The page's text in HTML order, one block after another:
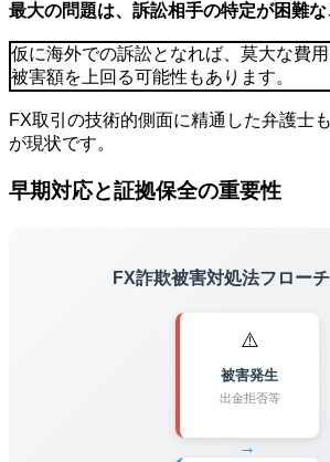
最大の問題は、訴訟相手の特定が困難な
仮に海外での訴訟となれば、莫大な費用
被害額を上回る可能性もあります。
FX取引の技術的側面に精通した弁護士
が現状です。
早期対応と証拠保全の重要性
FX詐欺被害対処法フロー
⚠️
被害発生
出金拒否等
→